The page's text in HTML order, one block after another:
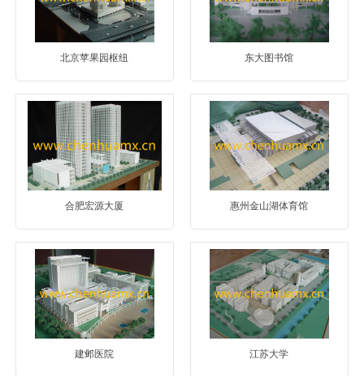
北京苹果园枢纽 东大图书馆
合肥宏源大厦 惠州金山湖体育馆
建邺医院 江苏大学